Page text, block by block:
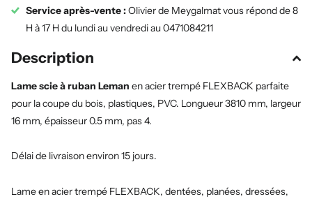
Service après-vente :Olivier de Meygalmat vous répond de 8
H à 17 H du lundi au vendredi au 0471084211
Description
Lame scie à ruban Leman en acier trempé FLEXBACK parfaite
pour la coupe du bois, plastiques, PVC. Longueur 3810 mm, largeur
16 mm, épaisseur 0.5 mm, pas 4.
Délai de livraison environ 15 jours.
Lame en acier trempé FLEXBACK, dentées, planées, dressées,